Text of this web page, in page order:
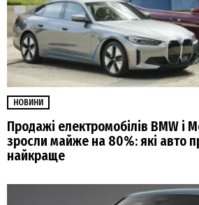
НОВИНИ
Продажі електромобілів BMW і
зросли майже на 80%: які авто
найкраще